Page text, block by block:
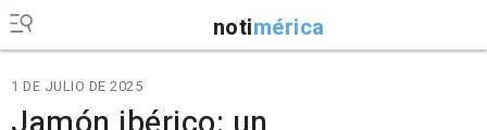
notimérica
1 DE JULIO DE 2025